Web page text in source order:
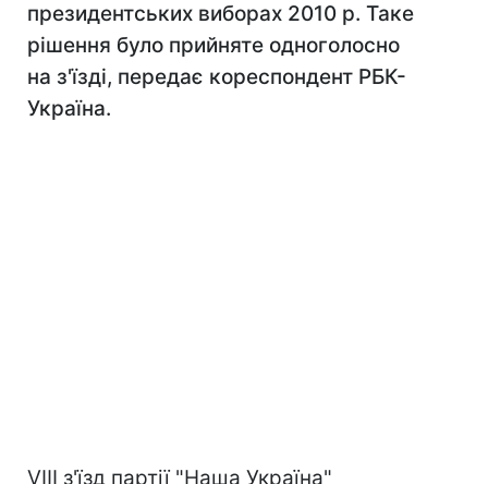
президентських виборах 2010 р. Таке
рішення було прийняте одноголосно
на з'їзді, передає кореспондент РБК-
Україна.
VIII з'їзд партії "Наша Україна"